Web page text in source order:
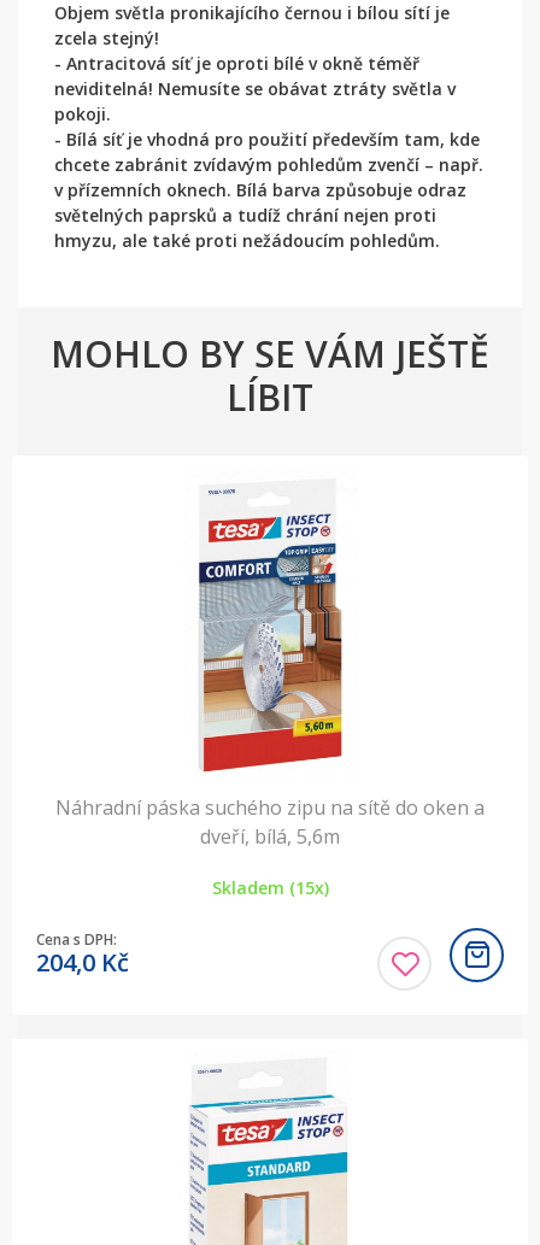
Objem světla pronikajícího černou i bílou sítí je
zcela stejný!
- Antracitová síť je oproti bílé v okně téměř
neviditelná! Nemusíte se obávat ztráty světla v
pokoji.
- Bílá síť je vhodná pro použití především tam, kde
chcete zabránit zvídavým pohledům zvenčí – např.
v přízemních oknech. Bílá barva způsobuje odraz
světelných paprsků a tudíž chrání nejen proti
hmyzu, ale také proti nežádoucím pohledům.
MOHLO BY SE VÁM JEŠTĚ
LÍBIT
Náhradní páska suchého zipu na sítě do oken a
dveří, bílá, 5,6m
Skladem (15x)
Cena s DPH:
204,0 Kč